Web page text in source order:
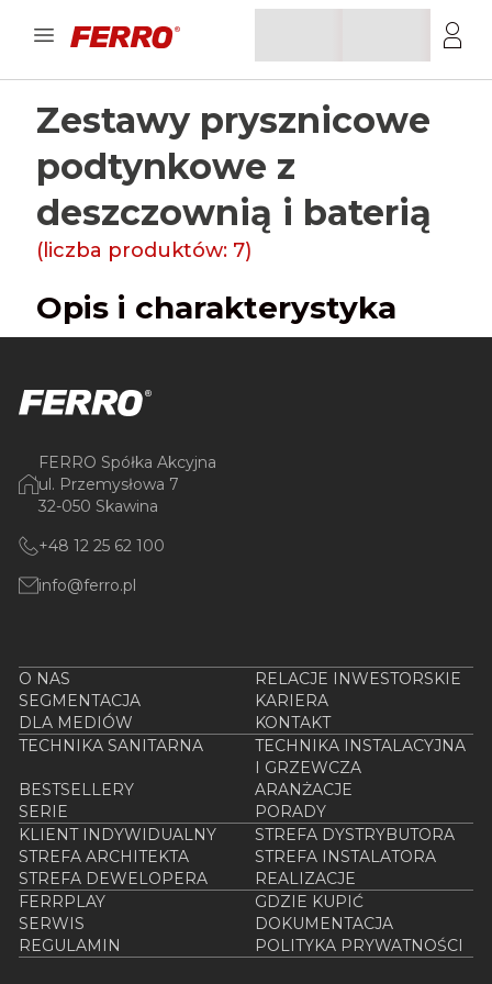
Zestawy prysznicowe
podtynkowe z
deszczownią i baterią
(liczba produktów: 7)
Opis i charakterystyka
FERRO Spółka Akcyjna
ul. Przemysłowa 7
32-050 Skawina
+48 12 25 62 100
info@ferro.pl
O NAS
RELACJE INWESTORSKIE
SEGMENTACJA
KARIERA
DLA MEDIÓW
KONTAKT
TECHNIKA SANITARNA
TECHNIKA INSTALACYJNA
I GRZEWCZA
BESTSELLERY
ARANŻACJE
SERIE
PORADY
KLIENT INDYWIDUALNY
STREFA DYSTRYBUTORA
STREFA ARCHITEKTA
STREFA INSTALATORA
STREFA DEWELOPERA
REALIZACJE
FERRPLAY
GDZIE KUPIĆ
SERWIS
DOKUMENTACJA
REGULAMIN
POLITYKA PRYWATNOŚCI